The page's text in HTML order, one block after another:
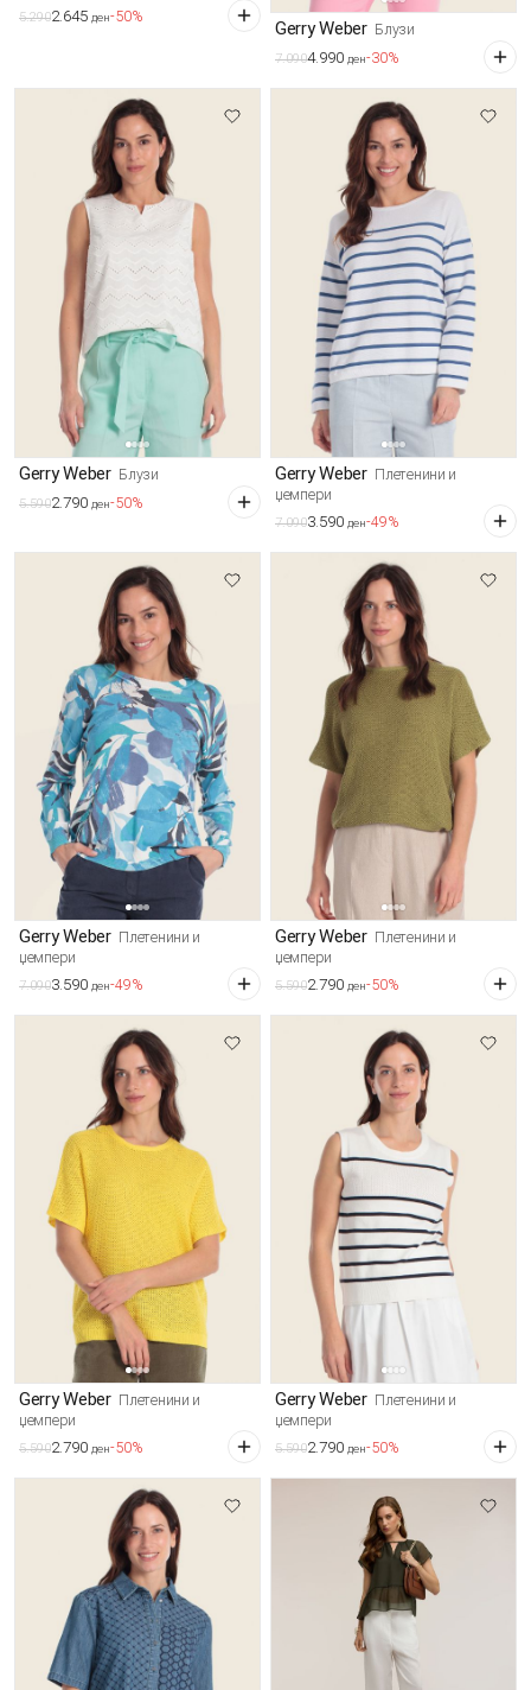
5.2902.645 ден-50%
Gerry Weber Блузи
7.0904.990 ден-30%
Gerry Weber Блузи
5.5902.790 ден-50%
Gerry Weber Плетенини и
џемпери
7.0903.590 ден-49%
Gerry Weber Плетенини и
џемпери
7.0903.590 ден-49%
Gerry Weber Плетенини и
џемпери
5.5902.790 ден-50%
Gerry Weber Плетенини и
џемпери
5.5902.790 ден-50%
Gerry Weber Плетенини и
џемпери
5.5902.790 ден-50%